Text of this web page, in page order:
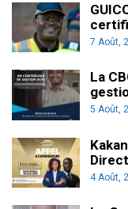
7 Août,
La
5 Août,
4 Août,